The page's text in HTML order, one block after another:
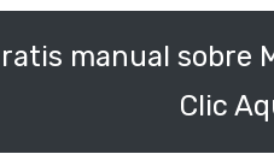
manual sobre
Clic